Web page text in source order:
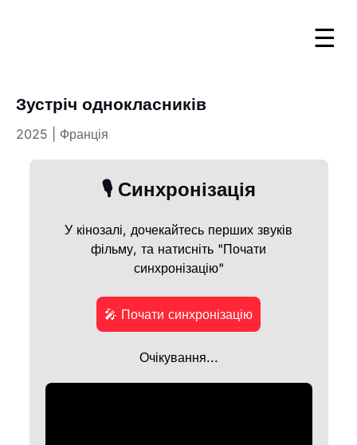
☰
Зустріч однокласників
2025 | Франція
🎙️ Синхронізація
У кінозалі, дочекайтесь перших звуків
фільму, та натисніть "Почати
синхронізацію"
🎤 Почати синхронізацію
Очікування...